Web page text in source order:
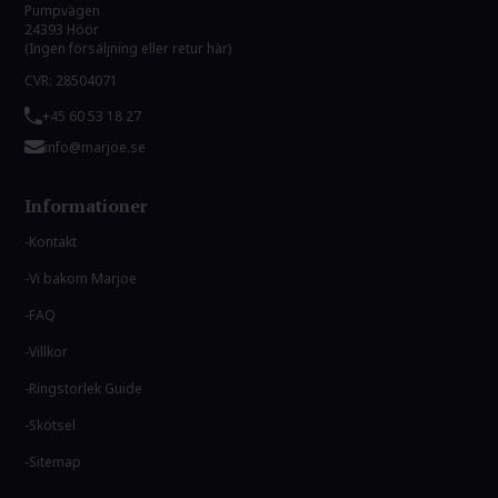
Pumpvägen
24393 Höör
(Ingen försäljning eller retur här)
CVR: 28504071
+45 60 53 18 27
info@marjoe.se
Informationer
Kontakt
Vi bakom Marjoe
FAQ
Villkor
Ringstorlek Guide
Skötsel
Sitemap